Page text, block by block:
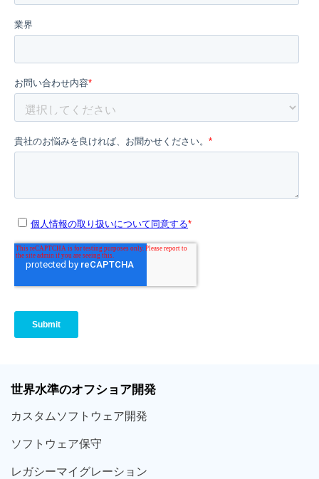
世界水準のオフショア開発
カスタム ソフトウェア開発
ソフト ウェア保守
レガシーマイグレーション